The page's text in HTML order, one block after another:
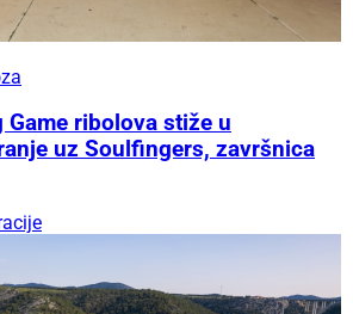
Game ribolova stiže u
uz Soulfingers, završnica